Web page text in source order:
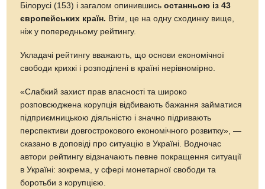
Білорусі (153) і загалом опинившисьостанньою із 43
європейських країн. Втім, це на одну сходинку вище,
ніж у попередньому рейтингу.
Укладачі рейтингу вважають, що основи економічної
свободи крихкі і розподілені в країні нерівномірно.
«Слабкий захист прав власності та широко
розповсюджена корупція відбивають бажання займатися
підприємницькою діяльністю і значно підривають
перспективи довгострокового економічного розвитку», —
сказано в доповіді про ситуацію в Україні. Водночас
автори рейтингу відзначають певне покращення ситуації
в Україні: зокрема, у сфері монетарної свободи та
боротьби з корупцією.